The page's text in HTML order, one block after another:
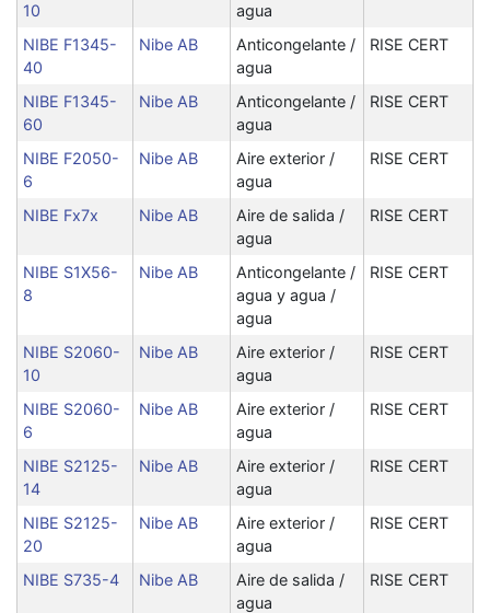
10
agua
NIBE F1345-
40
Nibe AB
Anticongelante /
agua
RISE CERT
NIBE F1345-
60
Nibe AB
Anticongelante /
agua
RISE CERT
NIBE F2050-
6
Nibe AB
Aire exterior /
agua
RISE CERT
NIBE Fx7x Nibe AB
Aire de salida /
agua
RISE CERT
NIBE S1X56-
8
Nibe AB
Anticongelante /
agua y agua /
agua
RISE CERT
NIBE S2060-
10
Nibe AB
Aire exterior /
agua
RISE CERT
NIBE S2060-
6
Nibe AB
Aire exterior /
agua
RISE CERT
NIBE S2125-
14
Nibe AB
Aire exterior /
agua
RISE CERT
NIBE S2125-
20
Nibe AB
Aire exterior /
agua
RISE CERT
NIBE S735-4 Nibe AB
Aire de salida /
agua
RISE CERT